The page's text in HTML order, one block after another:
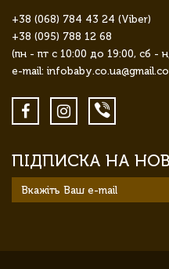
+38 (068) 784 43 24 (Viber)
+38 (095) 788 12 68
(пн - пт с 10:00 до 19:00, сб -
e-mail:
ПІДПИСКА НА